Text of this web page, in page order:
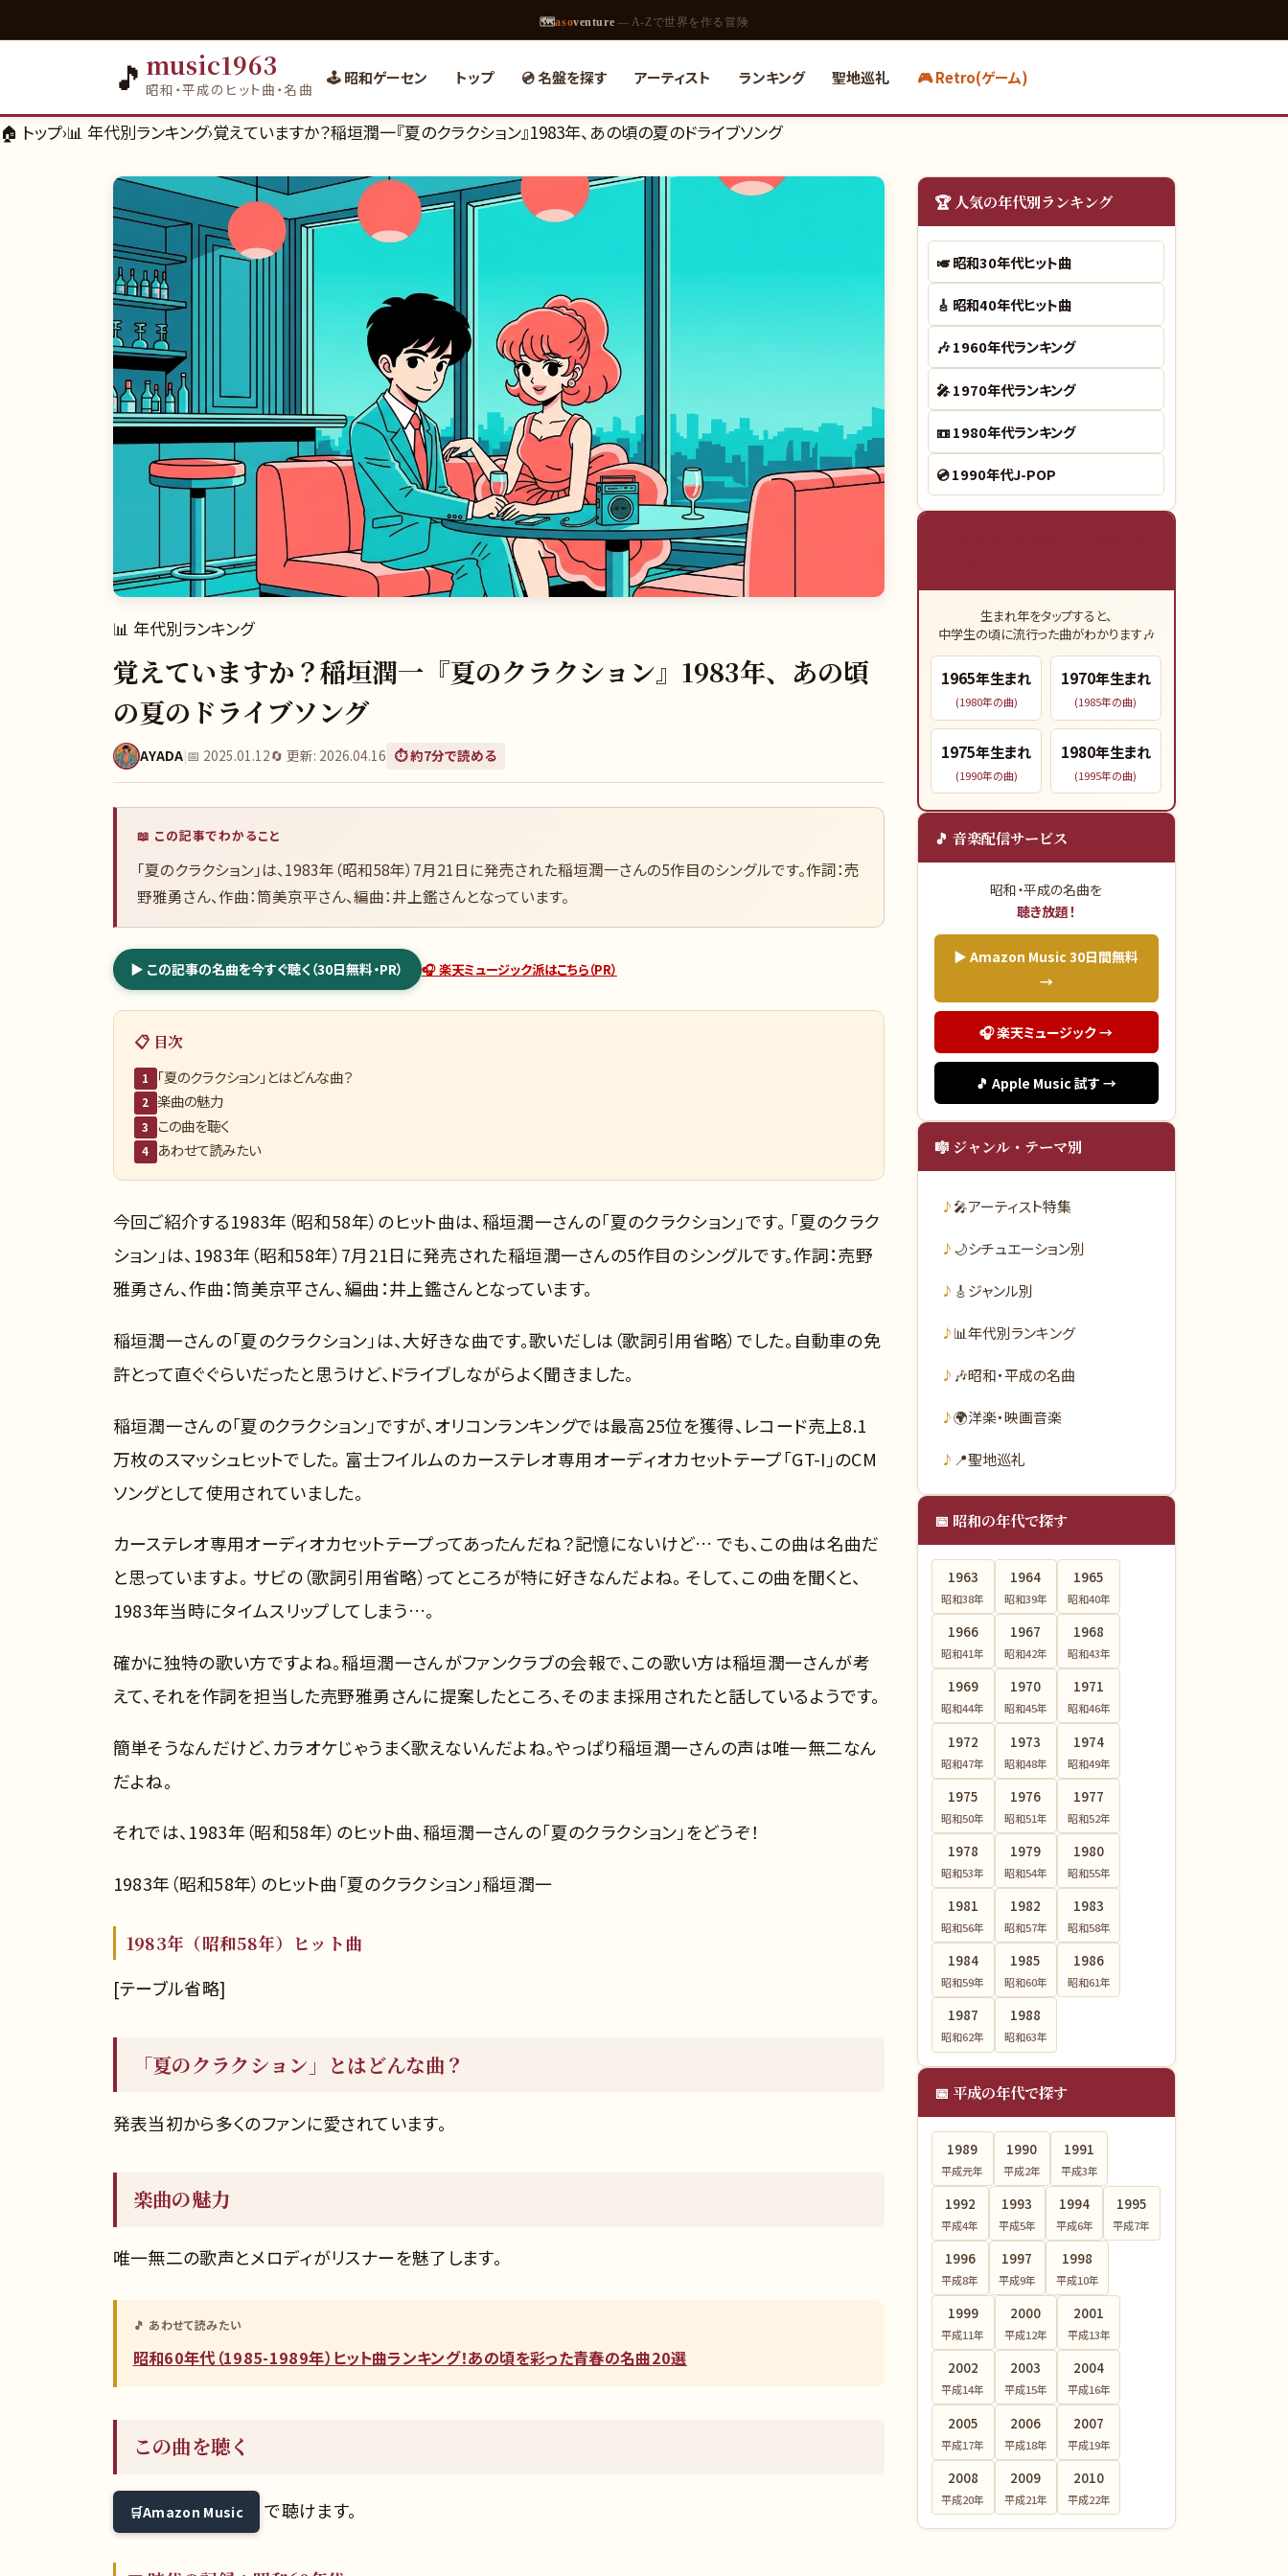
🗺asoventure — A-Zで世界を作る冒険
🎵 music1963
昭和・平成のヒット曲・名曲
🕹️ 昭和ゲーセン トップ 💿 名盤を探す アーティスト ランキング 聖地巡礼 🎮 Retro(ゲーム)
🏠 トップ›📊 年代別ランキング›覚えていますか？稲垣潤一『夏のクラクション』1983年、あの頃の夏のドライブソング
📊 年代別ランキング
覚えていますか？稲垣潤一『夏のクラクション』1983年、あの頃
の夏のドライブソング
AYADA|📅 2025.01.12🔄 更新: 2026.04.16 ⏱️ 約7分で読める
📖 この記事でわかること
「夏のクラクション」は、1983年（昭和58年）7月21日に発売された稲垣潤一さんの5作目のシングルです。作詞：売
野雅勇さん、作曲：筒美京平さん、編曲：井上鑑さんとなっています。
▶ この記事の名曲を今すぐ聴く（30日無料・PR） 🎧 楽天ミュージック派はこちら（PR）
📋 目次
1 「夏のクラクション」とはどんな曲？
2 楽曲の魅力
3 この曲を聴く
4 あわせて読みたい
今回ご紹介する1983年（昭和58年）のヒット曲は、稲垣潤一さんの「夏のクラクション」です。 「夏のクラク
ション」は、1983年（昭和58年）7月21日に発売された稲垣潤一さんの5作目のシングルです。作詞：売野
雅勇さん、作曲：筒美京平さん、編曲：井上鑑さんとなっています。
稲垣潤一さんの「夏のクラクション」は、大好きな曲です。歌いだしは（歌詞引用省略）でした。自動車の免
許とって直ぐぐらいだったと思うけど、ドライブしながらよく聞きました。
稲垣潤一さんの「夏のクラクション」ですが、オリコンランキングでは最高25位を獲得、レコード売上8.1
万枚のスマッシュヒットでした。 富士フイルムのカーステレオ専用オーディオカセットテープ「GT-I」のCM
ソングとして使用されていました。
カーステレオ専用オーディオカセットテープってあったんだね？記憶にないけど… でも、この曲は名曲だ
と思っていますよ。 サビの（歌詞引用省略）ってところが特に好きなんだよね。 そして、この曲を聞くと、
1983年当時にタイムスリップしてしまう…。
確かに独特の歌い方ですよね。稲垣潤一さんがファンクラブの会報で、この歌い方は稲垣潤一さんが考
えて、それを作詞を担当した売野雅勇さんに提案したところ、そのまま採用されたと話しているようです。
簡単そうなんだけど、カラオケじゃうまく歌えないんだよね。やっぱり稲垣潤一さんの声は唯一無二なん
だよね。
それでは、1983年（昭和58年）のヒット曲、稲垣潤一さんの「夏のクラクション」をどうぞ！
1983年（昭和58年）のヒット曲「夏のクラクション」稲垣潤一
1983年（昭和58年）ヒット曲
[テーブル省略]
「夏のクラクション」とはどんな曲？
発表当初から多くのファンに愛されています。
楽曲の魅力
唯一無二の歌声とメロディがリスナーを魅了します。
🎵 あわせて読みたい
昭和60年代（1985-1989年）ヒット曲ランキング！あの頃を彩った青春の名曲20選
この曲を聴く
Amazon Music で聴けます。
🏆 人気の年代別ランキング
🎺昭和30年代ヒット曲
🎸 昭和40年代ヒット曲
🎶1960年代ランキング
🎤1970年代ランキング
📼1980年代ランキング
💿1990年代J-POP
生まれ年をタップすると、
中学生の頃に流行った曲がわかります🎶
1965年生まれ
(1980年の曲)
1970年生まれ
(1985年の曲)
1975年生まれ
(1990年の曲)
1980年生まれ
(1995年の曲)
🎵 音楽配信サービス
昭和・平成の名曲を
聴き放題！
▶ Amazon Music 30日間無料
→
🎧 楽天ミュージック →
🎵 Apple Music 試す →
🎼 ジャンル・テーマ別
🎤アーティスト特集
🌙シチュエーション別
🎸ジャンル別
📊年代別ランキング
🎶昭和・平成の名曲
🌍洋楽・映画音楽
📍聖地巡礼
📅 昭和の年代で探す
1963
昭和38年
1964
昭和39年
1965
昭和40年
1966
昭和41年
1967
昭和42年
1968
昭和43年
1969
昭和44年
1970
昭和45年
1971
昭和46年
1972
昭和47年
1973
昭和48年
1974
昭和49年
1975
昭和50年
1976
昭和51年
1977
昭和52年
1978
昭和53年
1979
昭和54年
1980
昭和55年
1981
昭和56年
1982
昭和57年
1983
昭和58年
1984
昭和59年
1985
昭和60年
1986
昭和61年
1987
昭和62年
1988
昭和63年
📅 平成の年代で探す
1989
平成元年
1990
平成2年
1991
平成3年
1992
平成4年
1993
平成5年
1994
平成6年
1995
平成7年
1996
平成8年
1997
平成9年
1998
平成10年
1999
平成11年
2000
平成12年
2001
平成13年
2002
平成14年
2003
平成15年
2004
平成16年
2005
平成17年
2006
平成18年
2007
平成19年
2008
平成20年
2009
平成21年
2010
平成22年